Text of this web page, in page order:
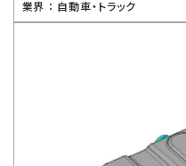
業界 ： 自動車・トラック